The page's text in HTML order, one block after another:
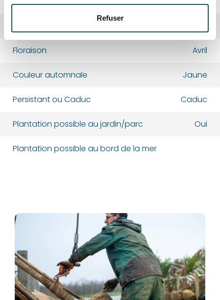
Refuser
Floraison Avril
Couleur automnale Jaune
Persistant ou Caduc Caduc
Plantation possible au jardin/parc Oui
Plantation possible au bord de la mer
Numéro de téléphone*
E-mail:*
Numéro de téléphone*
E-mail:*